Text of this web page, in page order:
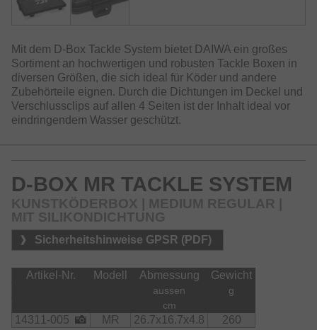
Mit dem D-Box Tackle System bietet DAIWA ein großes
Sortiment an hochwertigen und robusten Tackle Boxen in
diversen Größen, die sich ideal für Köder und andere
Zubehörteile eignen. Durch die Dichtungen im Deckel und
Verschlussclips auf allen 4 Seiten ist der Inhalt ideal vor
eindringendem Wasser geschützt.
D-BOX MR TACKLE SYSTEM
KUNSTKÖDERBOX | MEDIUM REGULAR |
MIT SILIKONDICHTUNG
Sicherheitshinweise GPSR (PDF)
Artikel-Nr. Modell Abmessung Gewicht
aussen
g
cm
14311-005 MR 26.7x16.7x4.8 260